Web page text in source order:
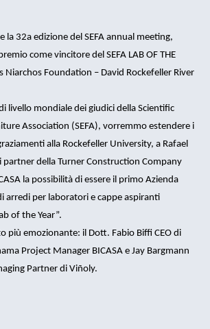
32a edizione del SEFA annual meeting,
come vincitore del SEFA LAB OF THE
Niarchos Foundation – David Rockefeller River
livello mondiale dei giudici della Scientific
Association (SEFA), vorremmo estendere i
alla Rockefeller University, a Rafael
partner della Turner Construction Company
la possibilità di essere il primo Azienda
arredi per laboratori e cappe aspiranti
of the Year”.
più emozionante: il Dott. Fabio Biffi CEO di
Project Manager BICASA e Jay Bargmann
Partner di Viñoly.